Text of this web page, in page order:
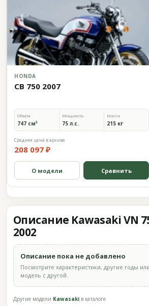
HONDA
CB 750 2007
Объём
747 см³
Мощность
75 л.с.
Масса
215 кг
Средняя цена в архиве
208 097 ₽
О модели Сравнить
Описание Kawasaki VN
2002
Описание пока не добавлено
Посмотрите характеристики, другие годы
модель с другой.
Другие модели Kawasaki в каталоге